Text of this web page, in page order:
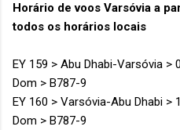
Horário de voos Varsóvia a
todos os horários locais
EY 159 > Abu Dhabi-Varsóvia >
Dom > B787-9
EY 160 > Varsóvia-Abu Dhabi >
Dom > B787-9